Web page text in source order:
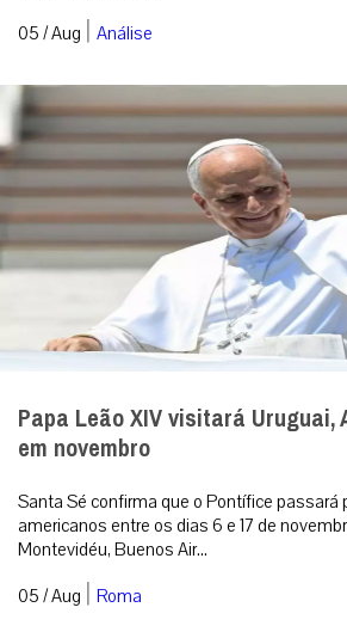
05 / Aug | Análise
Papa Leão XIV visitará Uruguai,
em novembro
Santa Sé confirma que o Pontífice passará
americanos entre os dias 6 e 17 de
Montevidéu, Buenos Air...
05 / Aug | Roma